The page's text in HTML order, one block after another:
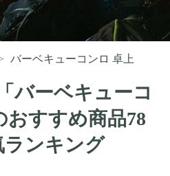
バーベキューコンロ 卓上
バーベキューコ
おすすめ商品78
ランキング